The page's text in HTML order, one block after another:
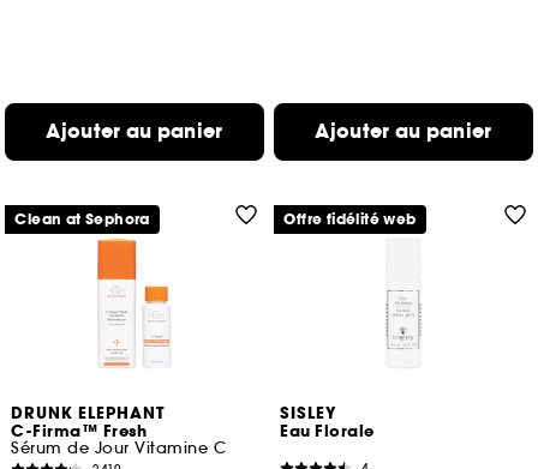
Ajouter au panier Ajouter au panier
DRUNK ELEPHANT
C-Firma™ Fresh
Sérum de Jour Vitamine C
Clean at Sephora
SISLEY
Eau Florale
Offre fidélité web